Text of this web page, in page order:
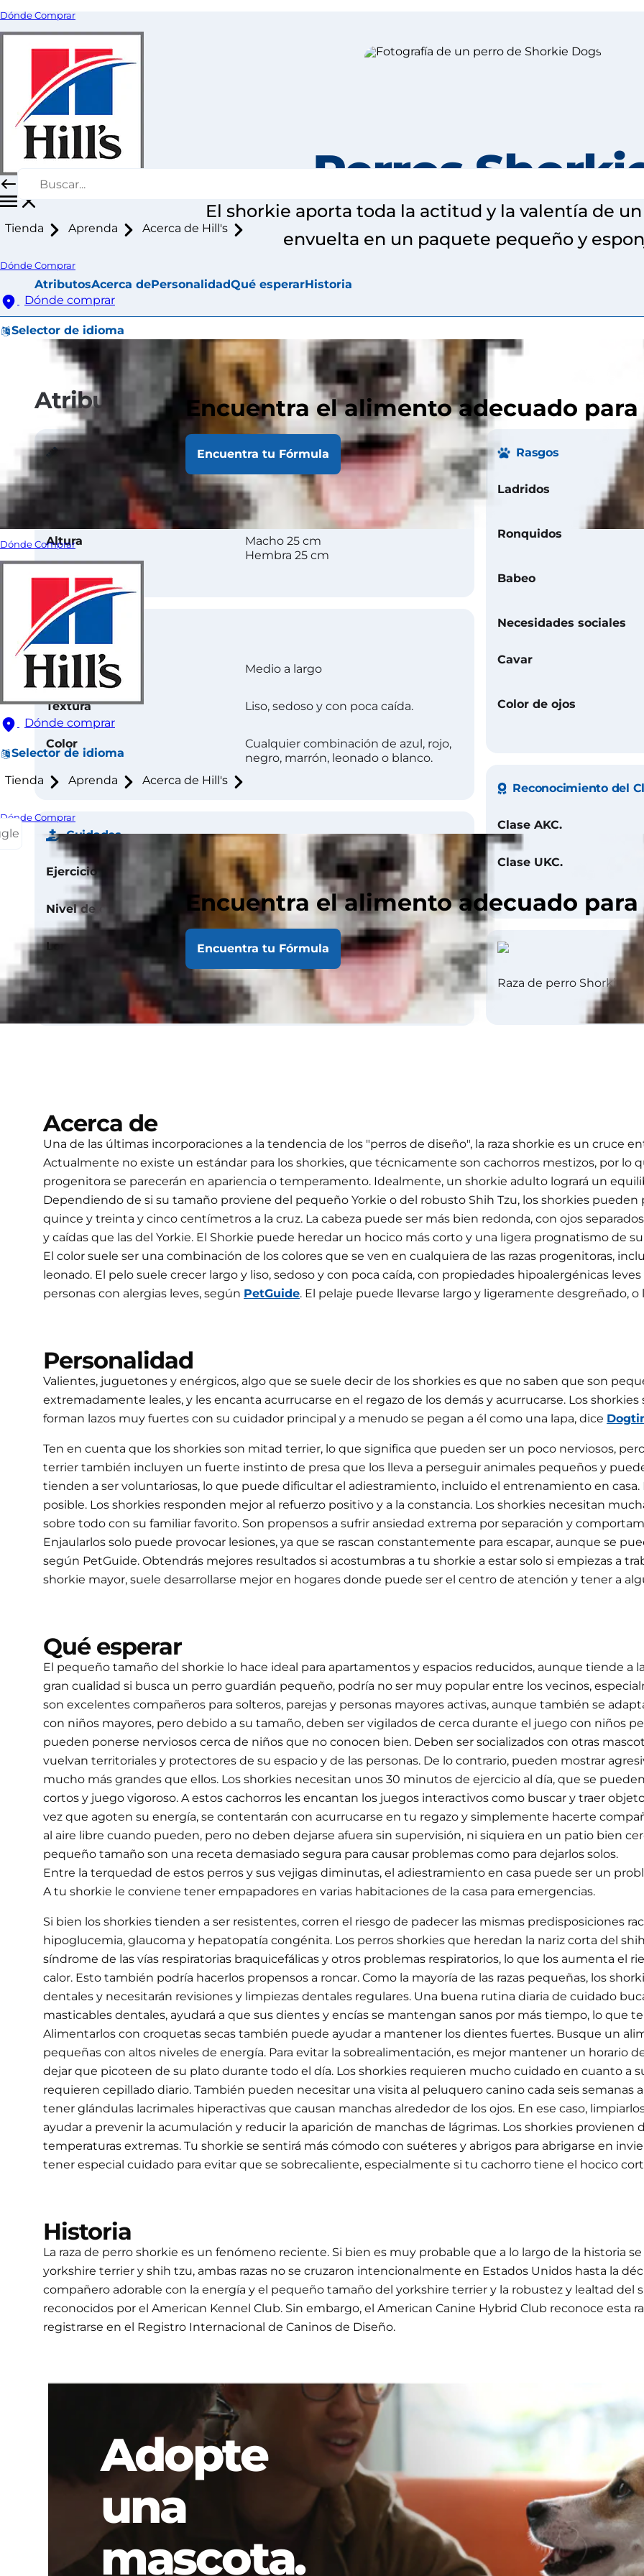
Dónde Comprar
Tienda Aprenda Acerca de Hill's
Dónde Comprar
Dónde comprar
Selector de idioma
Encuentra el alimento adecuado
Encuentra tu Fórmula
Dónde Comprar
Dónde comprar
Selector de idioma
Tienda Aprenda Acerca de Hill's
Dónde Comprar
Encuentra el alimento adecuado
Encuentra tu Fórmula
Perros
El shorkie aporta toda la actitud y la valentía de
envuelta en un paquete pequeño y
AtributosAcerca dePersonalidadQué esperarHistoria
Atributos
Peso
Macho 2-7 kg
Hembra 2-7 kg
Altura
Macho 25 cm
Hembra 25 cm
Longitud Medio a largo
Textura Liso, sedoso y con poca caída.
Color
Cualquier combinación de azul, rojo,
negro, marrón, leonado o blanco.
Cuidados
Ejercicio 30 minutos/día
Nivel de energía Alto
Longevidad 11-16 años
Necesidades High
Rasgos
Ladridos
Ronquidos
Babeo
Necesidades sociales
Cavar
Color de ojos
Reconocimiento del
Clase AKC.
Clase UKC.
Raza de perro Shorkie al
Acerca de
Una de las últimas incorporaciones a la tendencia de los "perros de diseño", la raza shorkie es un cruce
Actualmente no existe un estándar para los shorkies, que técnicamente son cachorros mestizos, por lo
progenitora se parecerán en apariencia o temperamento. Idealmente, un shorkie adulto logrará un
Dependiendo de si su tamaño proviene del pequeño Yorkie o del robusto Shih Tzu, los shorkies
quince y treinta y cinco centímetros a la cruz. La cabeza puede ser más bien redonda, con ojos
y caídas que las del Yorkie. El Shorkie puede heredar un hocico más corto y una ligera prognatismo de
El color suele ser una combinación de los colores que se ven en cualquiera de las razas progenitoras,
leonado. El pelo suele crecer largo y liso, sedoso y con poca caída, con propiedades hipoalergénicas
personas con alergias leves, según PetGuide. El pelaje puede llevarse largo y ligeramente desgreñado,
Personalidad
Valientes, juguetones y enérgicos, algo que se suele decir de los shorkies es que no saben que son
extremadamente leales, y les encanta acurrucarse en el regazo de los demás y acurrucarse. Los
forman lazos muy fuertes con su cuidador principal y a menudo se pegan a él como una lapa, dice
Ten en cuenta que los shorkies son mitad terrier, lo que significa que pueden ser un poco nerviosos,
terrier también incluyen un fuerte instinto de presa que los lleva a perseguir animales pequeños y
tienden a ser voluntariosas, lo que puede dificultar el adiestramiento, incluido el entrenamiento en
posible. Los shorkies responden mejor al refuerzo positivo y a la constancia. Los shorkies necesitan
sobre todo con su familiar favorito. Son propensos a sufrir ansiedad extrema por separación y
Enjaularlos solo puede provocar lesiones, ya que se rascan constantemente para escapar, aunque se
según PetGuide. Obtendrás mejores resultados si acostumbras a tu shorkie a estar solo si empiezas a
shorkie mayor, suele desarrollarse mejor en hogares donde puede ser el centro de atención y tener a
Qué esperar
El pequeño tamaño del shorkie lo hace ideal para apartamentos y espacios reducidos, aunque tiende a
gran cualidad si busca un perro guardián pequeño, podría no ser muy popular entre los vecinos,
son excelentes compañeros para solteros, parejas y personas mayores activas, aunque también se
con niños mayores, pero debido a su tamaño, deben ser vigilados de cerca durante el juego con niños
pueden ponerse nerviosos cerca de niños que no conocen bien. Deben ser socializados con otras
vuelvan territoriales y protectores de su espacio y de las personas. De lo contrario, pueden mostrar
mucho más grandes que ellos. Los shorkies necesitan unos 30 minutos de ejercicio al día, que se
cortos y juego vigoroso. A estos cachorros les encantan los juegos interactivos como buscar y traer
vez que agoten su energía, se contentarán con acurrucarse en tu regazo y simplemente hacerte
al aire libre cuando pueden, pero no deben dejarse afuera sin supervisión, ni siquiera en un patio bien
pequeño tamaño son una receta demasiado segura para causar problemas como para dejarlos solos.
Entre la terquedad de estos perros y sus vejigas diminutas, el adiestramiento en casa puede ser un
A tu shorkie le conviene tener empapadores en varias habitaciones de la casa para emergencias.
Si bien los shorkies tienden a ser resistentes, corren el riesgo de padecer las mismas predisposiciones
hipoglucemia, glaucoma y hepatopatía congénita. Los perros shorkies que heredan la nariz corta del
síndrome de las vías respiratorias braquicefálicas y otros problemas respiratorios, lo que los aumenta el
calor. Esto también podría hacerlos propensos a roncar. Como la mayoría de las razas pequeñas, los
dentales y necesitarán revisiones y limpiezas dentales regulares. Una buena rutina diaria de cuidado
masticables dentales, ayudará a que sus dientes y encías se mantengan sanos por más tiempo, lo que
Alimentarlos con croquetas secas también puede ayudar a mantener los dientes fuertes. Busque un
pequeñas con altos niveles de energía. Para evitar la sobrealimentación, es mejor mantener un horario
dejar que picoteen de su plato durante todo el día. Los shorkies requieren mucho cuidado en cuanto a
requieren cepillado diario. También pueden necesitar una visita al peluquero canino cada seis semanas
tener glándulas lacrimales hiperactivas que causan manchas alrededor de los ojos. En ese caso,
ayudar a prevenir la acumulación y reducir la aparición de manchas de lágrimas. Los shorkies provienen
temperaturas extremas. Tu shorkie se sentirá más cómodo con suéteres y abrigos para abrigarse en
tener especial cuidado para evitar que se sobrecaliente, especialmente si tu cachorro tiene el hocico
Historia
La raza de perro shorkie es un fenómeno reciente. Si bien es muy probable que a lo largo de la historia
yorkshire terrier y shih tzu, ambas razas no se cruzaron intencionalmente en Estados Unidos hasta la
compañero adorable con la energía y el pequeño tamaño del yorkshire terrier y la robustez y lealtad del
reconocidos por el American Kennel Club. Sin embargo, el American Canine Hybrid Club reconoce esta
registrarse en el Registro Internacional de Caninos de Diseño.
Adopte
una
mascota.